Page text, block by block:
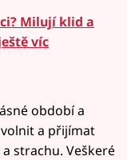
Milují klid a
víc
období a
a přijímat
strachu. Veškeré